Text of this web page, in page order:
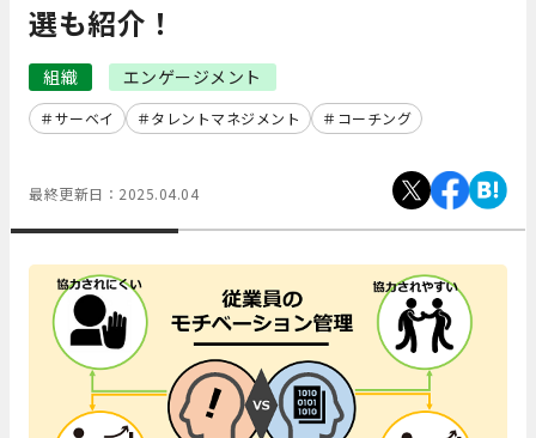
選も紹介！
組織 エンゲージメント
サーベイ タレントマネジメント コーチング
最終更新日： 2025.04.04